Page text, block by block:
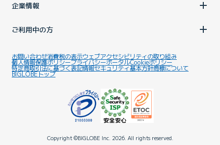
企業情報
ご利用中の方
お問い合わせ消費税の表示ウェブアクセシビリティの取り組み
個人情報保護ポリシープライバシーポータルCookieポリシー
特定商取引法に基づく表記情報セキュリティ基本方針商標について
BIGLOBEトップ
Copyright ©BIGLOBE Inc. 2026. All rights reserved.